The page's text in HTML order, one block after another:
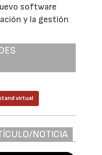
software
y la gestión
virtual
NOTICIA